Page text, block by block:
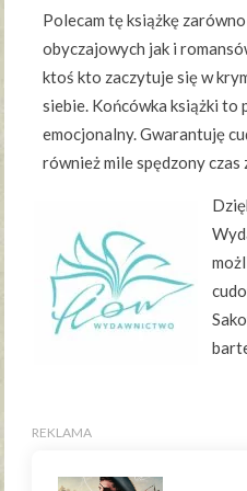
Polecam tę książkę
obyczajowych jak i
ktoś kto zaczytuje się w
siebie. Końcówka książki to
emocjonalny. Gwarantuję
również mile spędzony